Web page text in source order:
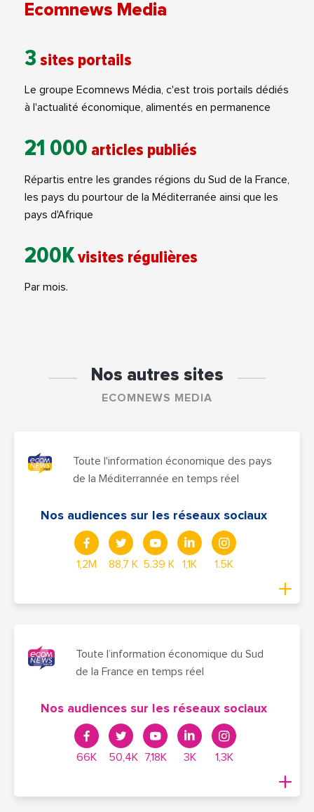
Ecomnews Media
3 sites portails
Le groupe Ecomnews Média, c'est trois portails dédiés
à l'actualité économique, alimentés en permanence
21 000 articles publiés
Répartis entre les grandes régions du Sud de la France,
les pays du pourtour de la Méditerranée ainsi que les
pays d'Afrique
200Kvisites régulières
Par mois.
Nos autres sites
ECOMNEWS MEDIA
Toute l'information économique des pays
de la Méditerrannée en temps réel
Nos audiences sur les réseaux sociaux
1,2M 88,7 K 5.39 K 1,1K 1.5K
Toute l’information économique du Sud
de la France en temps réel
Nos audiences sur les réseaux sociaux
66K 50,4K 7,18K 3K 1,3K